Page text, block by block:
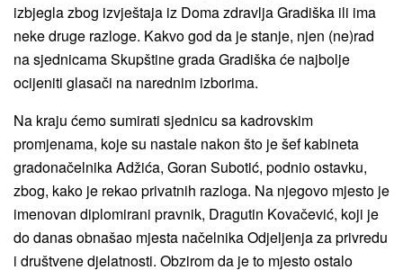
izbjegla zbog izvještaja iz Doma zdravlja Gradiška ili ima
neke druge razloge. Kakvo god da je stanje, njen (ne)rad
na sjednicama Skupštine grada Gradiška će najbolje
ocijeniti glasači na narednim izborima.
Na kraju ćemo sumirati sjednicu sa kadrovskim
promjenama, koje su nastale nakon što je šef kabineta
gradonačelnika Adžića, Goran Subotić, podnio ostavku,
zbog, kako je rekao privatnih razloga. Na njegovo mjesto je
imenovan diplomirani pravnik, Dragutin Kovačević, koji je
do danas obnašao mjesta načelnika Odjeljenja za privredu
i društvene djelatnosti. Obzirom da je to mjesto ostalo